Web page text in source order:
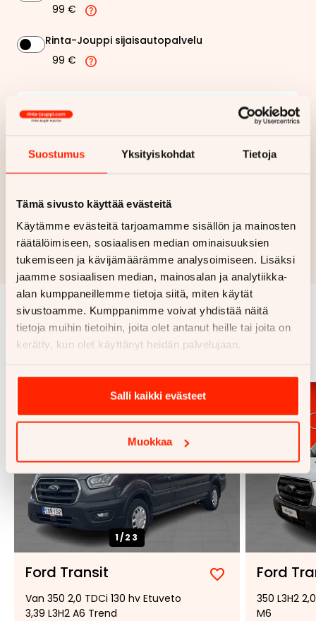
Suostumus Yksityiskohdat Tietoja
Tämä sivusto käyttää evästeitä
Käytämme evästeitä tarjoamamme sisällön ja mainosten
räätälöimiseen, sosiaalisen median ominaisuuksien
tukemiseen ja kävijämäärämme analysoimiseen. Lisäksi
jaamme sosiaalisen median, mainosalan ja analytiikka-
alan kumppaneillemme tietoja siitä, miten käytät
sivustoamme. Kumppanimme voivat yhdistää näitä
tietoja muihin tietoihin, joita olet antanut heille tai joita on
kerätty, kun olet käyttänyt heidän palvelujaan.
Salli kaikki evästeet
Muokkaa
99 €
Rinta-Jouppi sijaisautopalvelu
99 €
Kuukausierä 304,29 €
Hae rahoitustarjous
Rahoituslaskelma on suuntaa antava ja edellyttää hyväksytyn
luottopäätöksen ja kaskovakuutuksen.
Samankaltaisia ajoneuvoja
Katso kaikki
1/23
Ford Transit
Lisää
suosikiksi
Poista
suosikeista
Van 350 2,0 TDCi 130 hv Etuveto
3,39 L3H2 A6 Trend
Ford
350 L3H2
M6